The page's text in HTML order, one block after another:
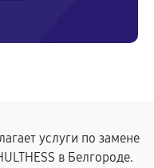
услуги по замене
в Белгороде.